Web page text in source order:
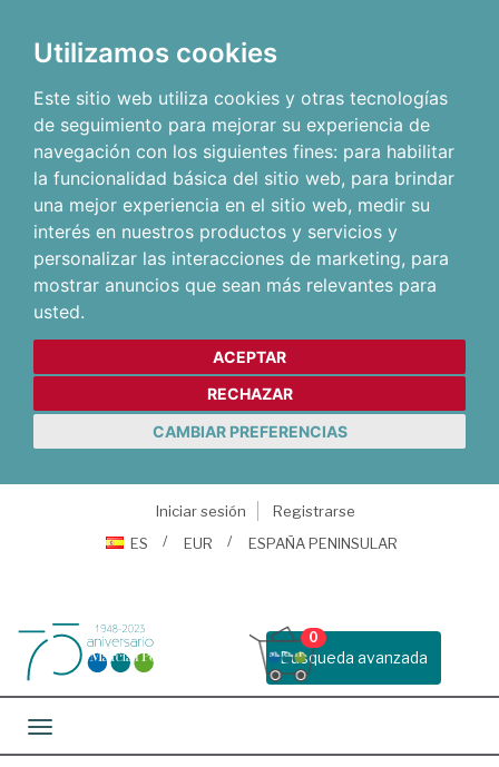
Utilizamos cookies
Este sitio web utiliza cookies y otras tecnologías
de seguimiento para mejorar su experiencia de
navegación con los siguientes fines: para habilitar
la funcionalidad básica del sitio web, para brindar
una mejor experiencia en el sitio web, medir su
interés en nuestros productos y servicios y
personalizar las interacciones de marketing, para
mostrar anuncios que sean más relevantes para
usted.
ACEPTAR
RECHAZAR
CAMBIAR PREFERENCIAS
Iniciar sesión
Registrarse
ES
EUR ESPAÑA PENINSULAR
Busqueda avanzada
0
Toggle navigation